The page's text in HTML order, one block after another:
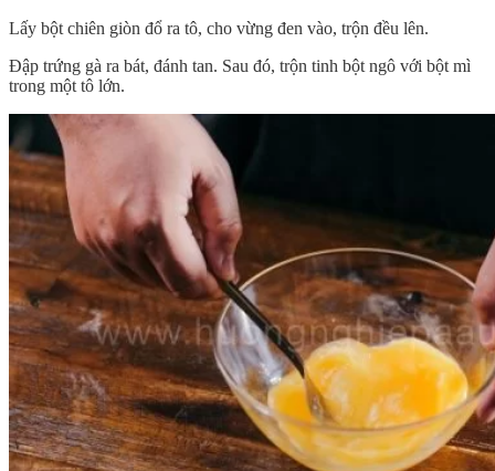
Lấy bột chiên giòn đổ ra tô, cho vừng đen vào, trộn đều lên.
Đập trứng gà ra bát, đánh tan. Sau đó, trộn tinh bột ngô với bột mì
trong một tô lớn.